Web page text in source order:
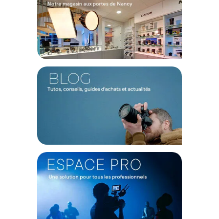
Filtres à densité variable
Le kit Nisi SWIFT VND 1 à 9 stops 82mm est un kit comprenant
des filtres gris neutre à densité variable offrant une
réduction de la vitesse d'obturation de 1 à 5 stops. Ils sont
facilement contrôlables grâce à une vis sur la bague frontale,
permettant aux photographes et vidéastes d'ajuster
l'exposition selon les besoins de la scène. De plus, la vis de
contrôle est amovible, ce qui permet l'utilisation d'un pare-
soleil en conjonction avec le filtre.
Les filtres sont idéals pour la vidéo, permettant de maintenir
une grande ouverture et d'ajuster précisément la profondeur
de champ tout en préservant la fréquence d'images
souhaitée. Les filtres sont conçus avec un verre optique de
haute qualité caractéristique de la marque Nisi. De plus, ils
sont traités avec la technologie Nano Coating unique de Nisi,
réduisant les réflexions de surface et facilitant le nettoyage.
Reproduction des couleurs précises
La version True Color du filtre ND-Variable est dotée d'un
nouveau traitement de verre qui empêche les dominantes
jaunes, offrant une reproduction des couleurs précise.